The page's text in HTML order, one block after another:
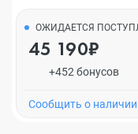
ОЖИДАЕТСЯ
45 190₽
+452 бонусов
Cообщить о наличии